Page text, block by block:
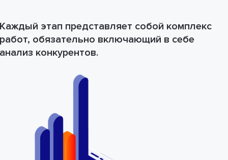
Каждый этап представляет собой комплекс
работ, обязательно включающий в себе
анализ конкурентов.